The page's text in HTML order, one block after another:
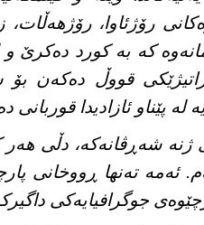
رۆژئاوا،
کە بە کورد دەکرێ
قووڵ دەکەن
پێناو ئازادیدا قوربانی
شەڕڤانەکە، دڵی هەر
ئەمە تەنها ڕووخانی
جوگرافیایەکی